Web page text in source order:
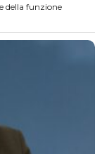
della funzione